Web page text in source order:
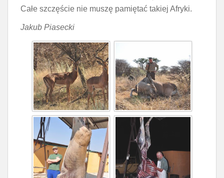
Całe szczęście nie muszę pamiętać takiej Afryki.
Jakub Piasecki